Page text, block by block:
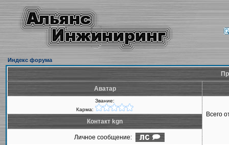
Индекс форума
Аватар
Звание:
Карма:
Всего
Контакт kgn
Личное сообщение: